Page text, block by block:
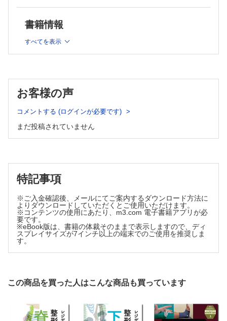
脊髄腫瘍 （名越慈人）
診断のポイント （谷口優樹）
先天性の斜頚 （谷口優樹，岡田慶太）
思春期特発性側弯症 （渡邊 慶）
その他の側弯症 （出村 諭，横川文彬）
感染 （海苔 聡）
Crowned dens症候群・石灰沈着性頚長筋腱炎 （小澤浩司，
峯岸英絵）
慢性疼痛 （若尾典充）
頚椎神経根症 （中島宏彰）
上肢のニューロパチー （中川種史）
COLUMN 運動ニューロン疾患を疑う4つのポイント （安
藤哲朗）
診断のポイント （松本嘉寛）
悪性腫瘍（転移性・原発性） （松本嘉寛）
感染 （高澤英嗣）
強直性脊椎炎 （門野夕峰）
COLUMN リウマチの脊椎 （宮本裕史）
6章 外傷による首・背中の痛み
診断のポイント （玉井孝司，高橋真治，寺井秀富）
COLUMN DISH脊椎損傷を見逃すな （岡田英次朗）
歯突起骨折 （反町泰紀）
診断のポイント （藤原 靖）
書籍情報
すべてを表示
お客様の声
コメントする (ログインが必要です)
まだ投稿されていません
特記事項
※ご入金確認後、メールにてご案内するダウンロード方法に
よりダウンロードしていただくとご使用いただけます。
※コンテンツの使用にあたり、m3.com 電子書籍アプリが必
要です。
※eBook版は、書籍の体裁そのままで表示しますので、ディ
スプレイサイズが7インチ以上の端末でのご使用を推奨しま
す。
この商品を買った人はこんな商品も買っています